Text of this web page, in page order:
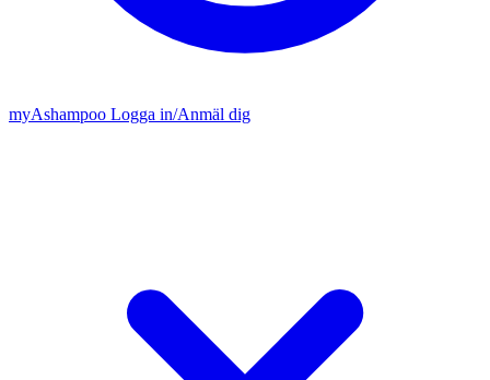
myAshampoo Logga in/Anmäl dig